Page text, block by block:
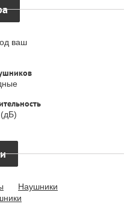
ваш
Наушники